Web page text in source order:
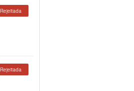
Rejeitada
Rejeitada